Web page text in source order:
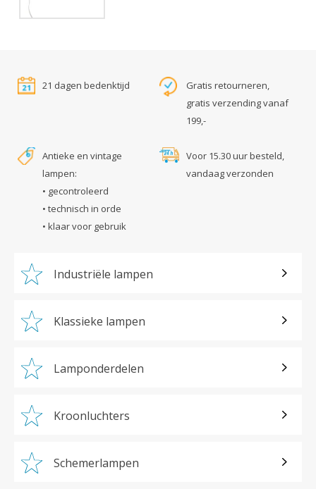
21 dagen bedenktijd
Gratis retourneren,
gratis verzending vanaf
199,-
Antieke en vintage
lampen:
• gecontroleerd
• technisch in orde
• klaar voor gebruik
Voor 15.30 uur besteld,
vandaag verzonden
Industriële lampen
Klassieke lampen
Lamponderdelen
Kroonluchters
Schemerlampen